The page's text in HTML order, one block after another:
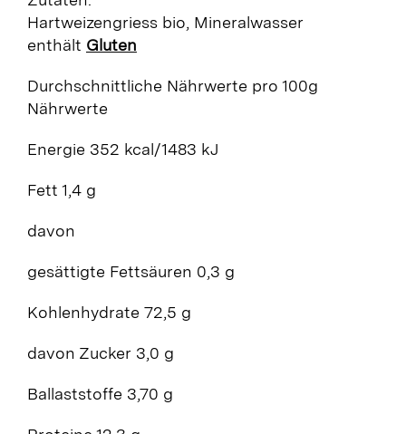
Hartweizengriess bio, Mineralwasser
enthält Gluten
Durchschnittliche Nährwerte pro 100g
Nährwerte
Energie 352 kcal/1483 kJ
Fett 1,4 g
davon
gesättigte Fettsäuren 0,3 g
Kohlenhydrate 72,5 g
davon Zucker 3,0 g
Ballaststoffe 3,70 g